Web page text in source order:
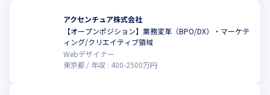
アクセンチュア株式会社
【オープンポジション】業務変革（BPO/DX）・マーケテ
ィング/クリエイティブ領域
Webデザイナー
東京都
年収 : 400-2500万円